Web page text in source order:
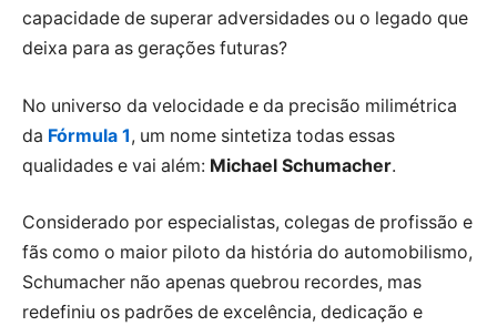
capacidade de superar adversidades ou o legado que
deixa para as gerações futuras?
No universo da velocidade e da precisão milimétrica
da Fórmula 1, um nome sintetiza todas essas
qualidades e vai além: Michael Schumacher.
Considerado por especialistas, colegas de profissão e
fãs como o maior piloto da história do automobilismo,
Schumacher não apenas quebrou recordes, mas
redefiniu os padrões de excelência, dedicação e